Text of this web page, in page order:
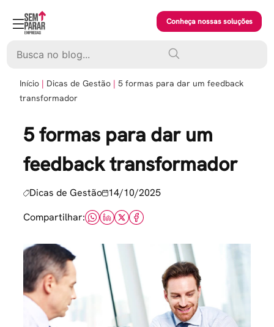
content
Conheça nossas soluções
Início Dicas de Gestão
5 formas para dar um feedback
transformador
5 formas para dar um
feedback transformador
Dicas de Gestão 14/10/2025
Compartilhar: